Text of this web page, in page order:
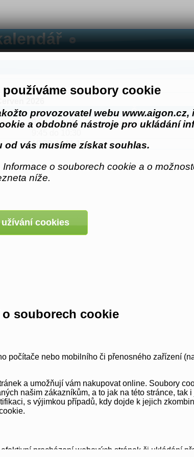
soubory cookie
provozovatel webu www.aigon.cz,
a obdobné nástroje pro ukládání
od vás musíme získat souhlas.
o souborech cookie a o
níže.
cookies
souborech cookie
počítače nebo mobilního či přenosného zařízení
a umožňují vám nakupovat online. Soubory
našim zákazníkům, a to jak na této stránce, tak
s výjimkou případů, kdy dojde k jejich
procházení webových stránek či ukládání
Čas
9:00 do 9:45
10:30 do 11:15